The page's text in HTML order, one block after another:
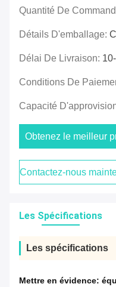
Quantité De
Détails D'emballage:
Délai De Livraison:
Conditions De
Capacité
Obtenez le meilleur
Contactez-nous
Les Spécifications
Les spécifications
Mettre en évidence: